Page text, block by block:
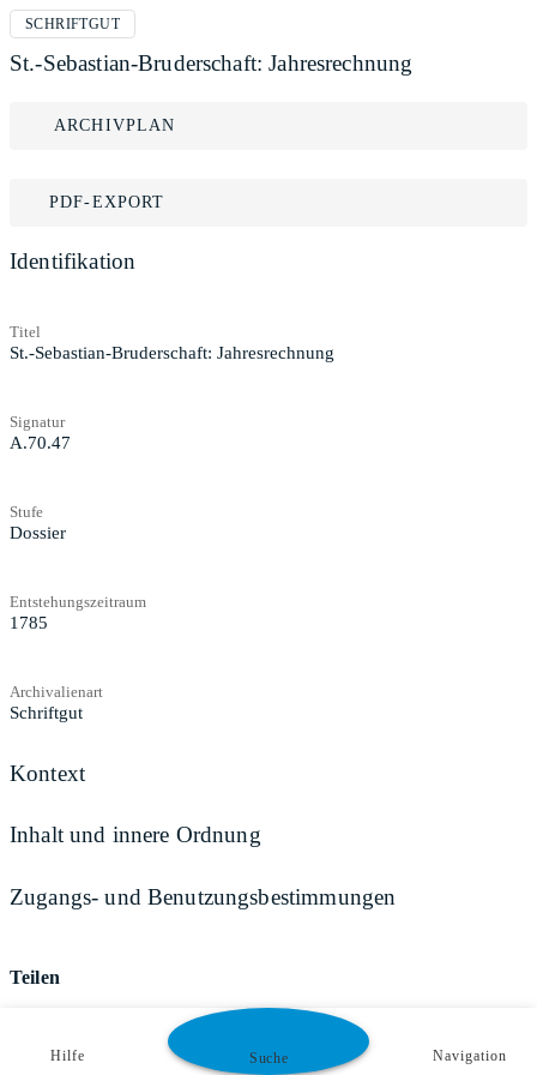
SCHRIFTGUT
St.-Sebastian-Bruderschaft: Jahresrechnung
ARCHIVPLAN
PDF-EXPORT
Identifikation
Titel
St.-Sebastian-Bruderschaft: Jahresrechnung
Signatur
A.70.47
Stufe
Dossier
Entstehungszeitraum
1785
Archivalienart
Schriftgut
Kontext
Inhalt und innere Ordnung
Zugangs- und Benutzungsbestimmungen
Teilen
Hilfe Suche Navigation